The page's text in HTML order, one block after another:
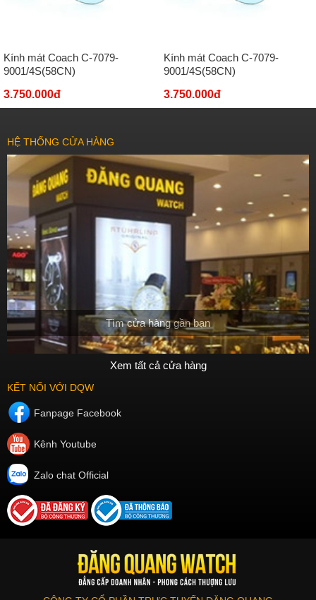
Kính mát Coach C-7079-
9001/4S(58CN)
3.750.000đ
Kính mát Coach C-7079-
9001/4S(58CN)
3.750.000đ
HỆ THỐNG CỬA HÀNG
Tìm cửa hàng gần bạn
Xem tất cả cửa hàng
KẾT NỐI VỚI DQW
Fanpage Facebook
Kênh Youtube
Zalo chat Official